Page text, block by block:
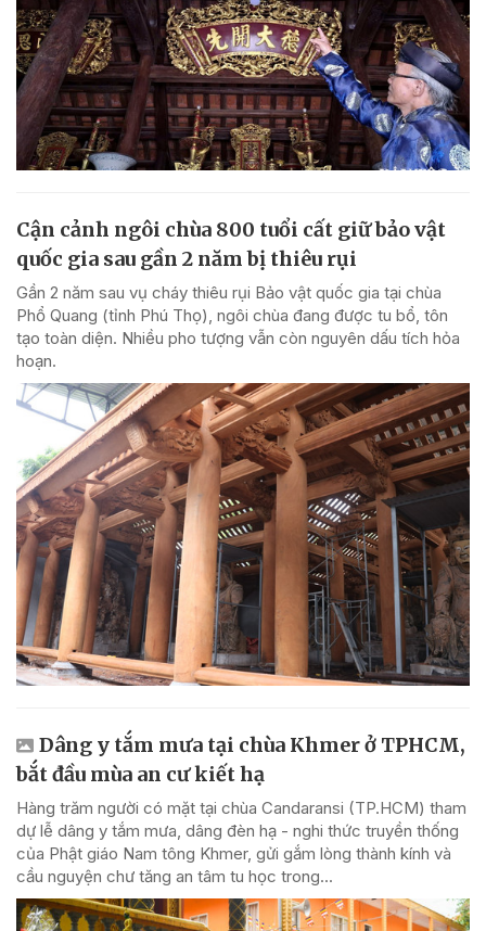
Cận cảnh ngôi chùa 800 tuổi cất giữ bảo vật
quốc gia sau gần 2 năm bị thiêu rụi
Gần 2 năm sau vụ cháy thiêu rụi Bảo vật quốc gia tại chùa
Phổ Quang (tỉnh Phú Thọ), ngôi chùa đang được tu bổ, tôn
tạo toàn diện. Nhiều pho tượng vẫn còn nguyên dấu tích hỏa
hoạn.
Dâng y tắm mưa tại chùa Khmer ở TPHCM,
bắt đầu mùa an cư kiết hạ
Hàng trăm người có mặt tại chùa Candaransi (TP.HCM) tham
dự lễ dâng y tắm mưa, dâng đèn hạ - nghi thức truyền thống
của Phật giáo Nam tông Khmer, gửi gắm lòng thành kính và
cầu nguyện chư tăng an tâm tu học trong...